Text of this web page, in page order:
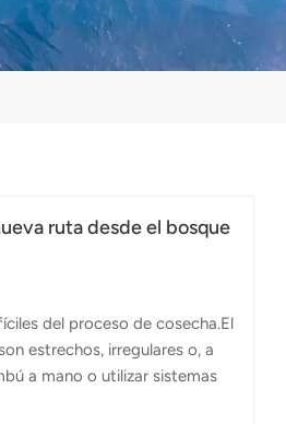
ruta desde el bosque
del proceso de cosecha.El
estrechos, irregulares o, a
a mano o utilizar sistemas